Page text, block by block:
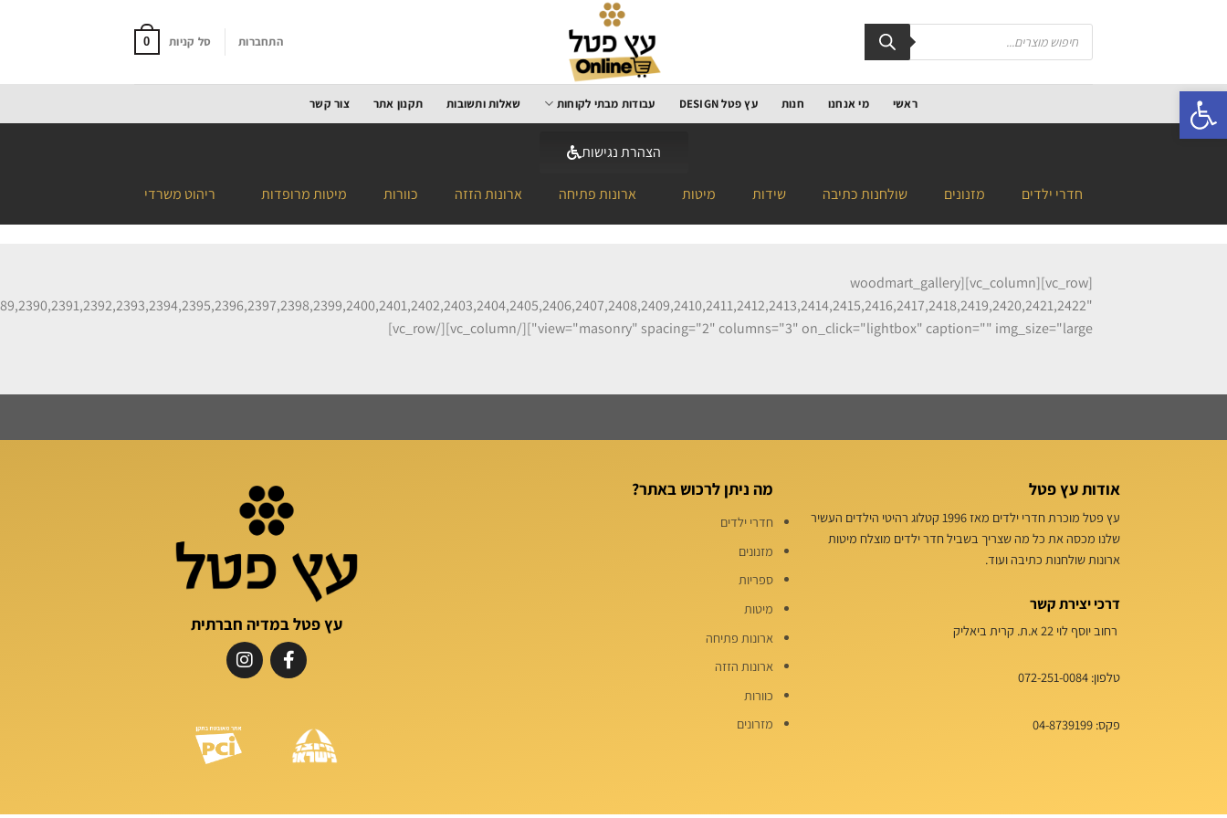
פתח סרגל נגישות
התחברות סל קניות 0
ראשי מי אנחנו חנות עץ פטל DESIGN עבודות מבתי לקוחות שאלות ותשובות תקנון אתר צור קשר
הצהרת נגישות
חדרי ילדים מזנונים שולחנות כתיבה שידות מיטות ארונות פתיחה ארונות הזזה כוורות מיטות מרופדות ריהוט משרדי
[vc_row][vc_column][woodmart_gallery
view="masonry" spacing="2" columns="3" on_click="lightbox" caption="" img_size="large"][/vc_column][/vc_row]
אודות עץ פטל
עץ פטל מוכרת חדרי ילדים מאז 1996 קטלוג רהיטי הילדים העשיר
שלנו מכסה את כל מה שצריך בשביל חדר ילדים מוצלח מיטות
ארונות שולחנות כתיבה ועוד.
דרכי יצירת קשר
רחוב יוסף לוי 22 א.ת. קרית ביאליק
טלפון: 072-251-0084
פקס: 04-8739199
מה ניתן לרכוש באתר?
חדרי ילדים
מזנונים
ספריות
מיטות
ארונות פתיחה
ארונות הזזה
כוורות
מזרונים
עץ פטל במדיה חברתית